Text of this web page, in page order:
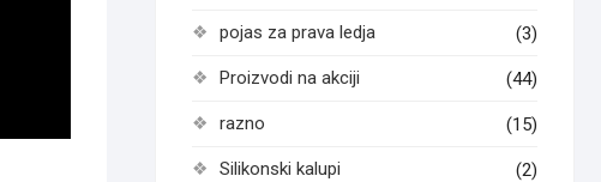
pojas za prava ledja (3)
Proizvodi na akciji (44)
razno (15)
Silikonski kalupi (2)